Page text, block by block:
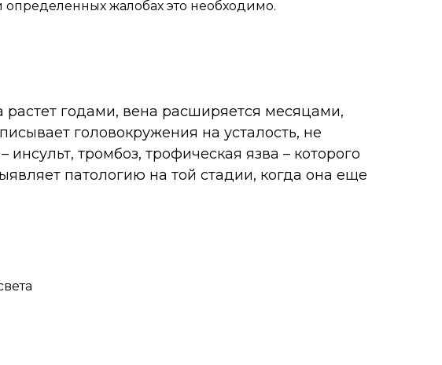
жалобах это необходимо.
годами, вена расширяется месяцами,
головокружения на усталость, не
тромбоз, трофическая язва – которого
патологию на той стадии, когда она еще